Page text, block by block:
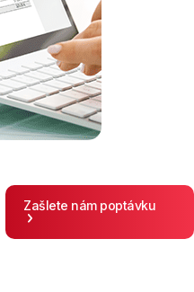
Zašlete nám poptávku